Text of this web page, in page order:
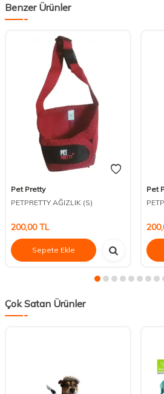
Benzer Ürünler
Pet Pretty
PETPRETTY AĞIZLIK (S)
200,00TL
Sepete Ekle
Pet
Çok Satan Ürünler